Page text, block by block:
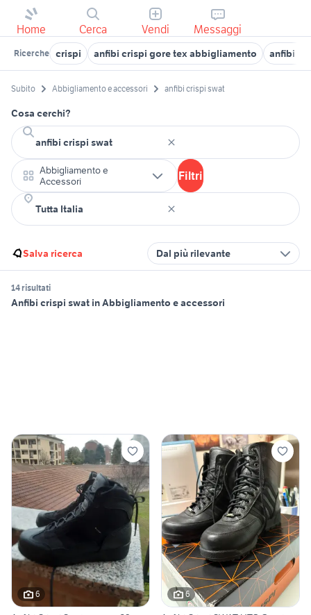
Home Cerca Vendi Messaggi
Ricerche crispi anfibi crispi gore tex abbigliamento anfibi
Subito Abbigliamento e accessori anfibi crispi swat
Cosa cerchi?
Abbigliamento e
Accessori
Filtri
Salva ricerca Dal più rilevante
14 risultati
Anfibi crispi swat in Abbigliamento e accessori
6 6